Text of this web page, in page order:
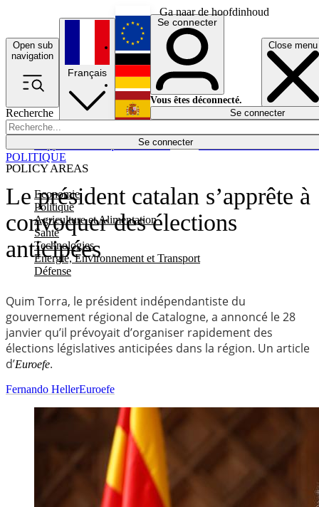
Ga naar de hoofdinhoud
Open sub
navigation
Close menu
Recherche
Se connecter
POLICY AREAS
Economie
Politique
Agriculture et Alimentation
Santé
Technologies
Energie, Environnement et Transport
Défense
Économie
Français
English
Deutsch
Español
Se connecter
Vous êtes déconnecté.
Se connecter
Le président catalan s’apprête à
convoquer des élections
anticipées
Quim Torra, le président indépendantiste du
gouvernement régional de Catalogne, a annoncé le 28
janvier qu’il prévoyait d’organiser rapidement des
élections législatives anticipées dans la région. Un article
d’Euroefe.
POLITIQUE
Fernando HellerEuroefe